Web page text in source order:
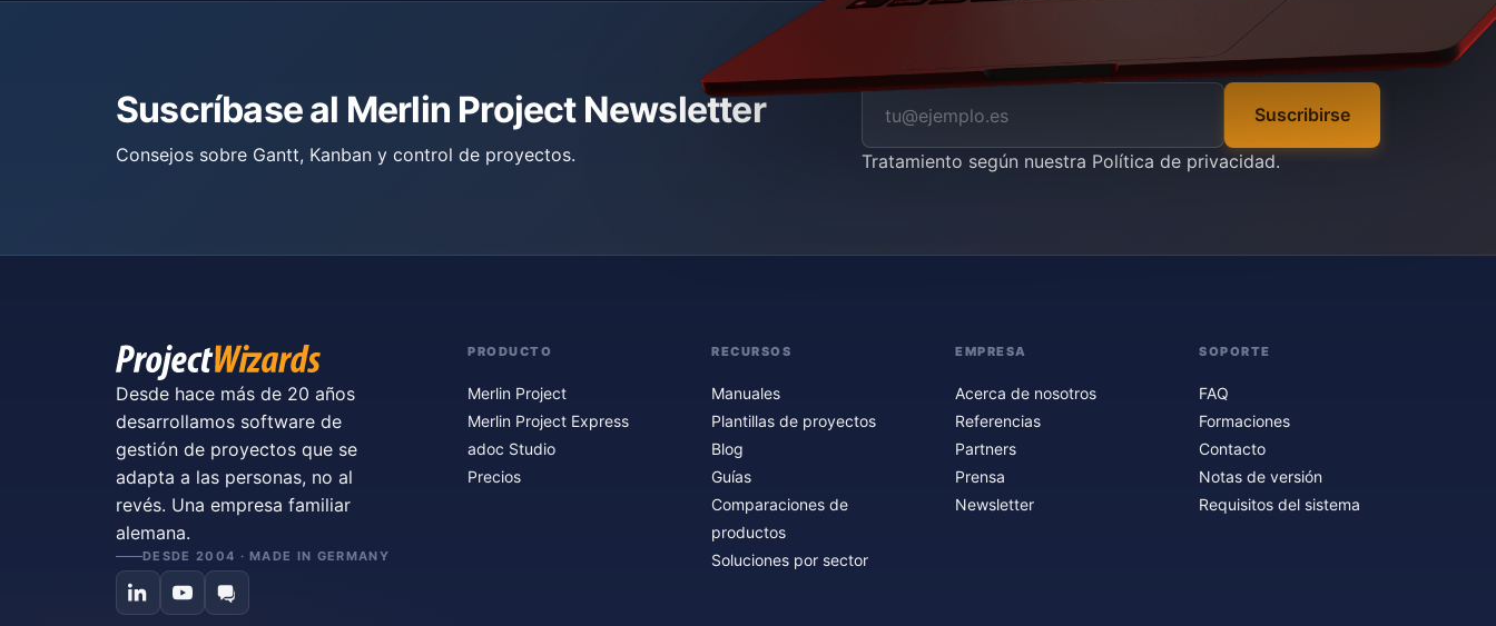
Suscríbase al Merlin Project Newsletter
Consejos sobre Gantt, Kanban y control de proyectos.
Suscribirse
Tratamiento según nuestra Política de privacidad.
Desde hace más de 20 años
desarrollamos software de
gestión de proyectos que se
adapta a las personas, no al
revés. Una empresa familiar
alemana.
DESDE 2004 · MADE IN GERMANY
PRODUCTO
Merlin Project
Merlin Project Express
adoc Studio
Precios
RECURSOS
Manuales
Plantillas de proyectos
Blog
Guías
Comparaciones de
productos
Soluciones por sector
EMPRESA
Acerca de nosotros
Referencias
Partners
Prensa
Newsletter
SOPORTE
FAQ
Formaciones
Contacto
Notas de versión
Requisitos del sistema